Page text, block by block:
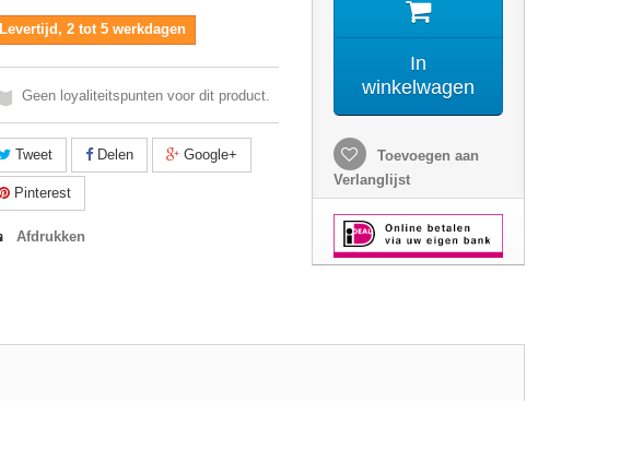
Levertijd, 2 tot 5 werkdagen
Geen loyaliteitspunten voor dit product.
Tweet Delen Google+
Pinterest
Afdrukken
In
winkelwagen
Toevoegen aan
Verlanglijst